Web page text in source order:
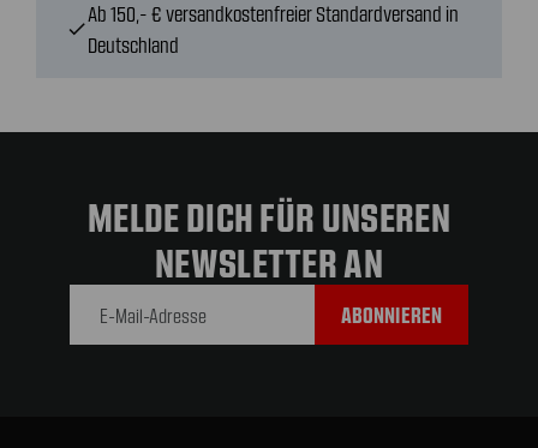
check
Ab 150,- € versandkostenfreier Standardversand in
Deutschland
MELDE DICH FÜR UNSEREN
NEWSLETTER AN